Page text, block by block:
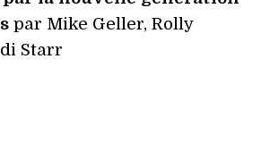
par Mike Geller, Rolly
Starr